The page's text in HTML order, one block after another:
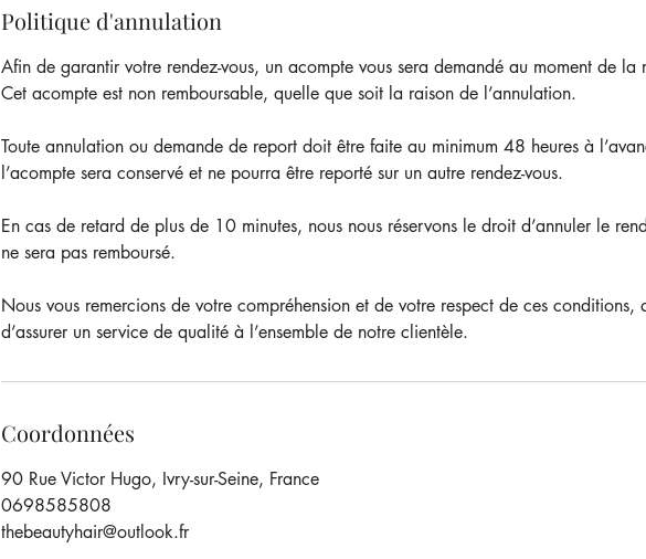
Politique d'annulation
Afin de garantir votre rendez-vous, un acompte vous sera demandé au moment de la
Cet acompte est non remboursable, quelle que soit la raison de l’annulation.
Toute annulation ou demande de report doit être faite au minimum 48 heures à
l’acompte sera conservé et ne pourra être reporté sur un autre rendez-vous.
En cas de retard de plus de 10 minutes, nous nous réservons le droit d’annuler le
ne sera pas remboursé.
Nous vous remercions de votre compréhension et de votre respect de ces conditions,
d’assurer un service de qualité à l’ensemble de notre clientèle.
Coordonnées
90 Rue Victor Hugo, Ivry-sur-Seine, France
0698585808
thebeautyhair@outlook.fr